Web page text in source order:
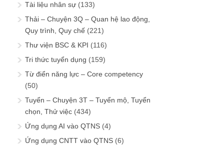
Tài liệu nhân sự (133)
Thải – Chuyện 3Q – Quan hệ lao động,
Quy trình, Quy chế (221)
Thư viện BSC & KPI (116)
Tri thức tuyển dụng (159)
Từ điển năng lực – Core competency
(50)
Tuyển – Chuyện 3T – Tuyển mộ, Tuyển
chọn, Thử việc (434)
Ứng dụng AI vào QTNS (4)
Ứng dụng CNTT vào QTNS (6)